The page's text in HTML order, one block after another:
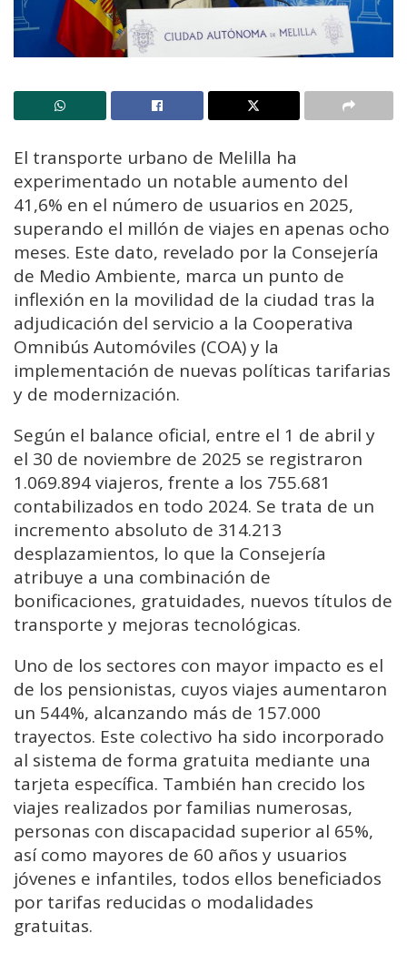
El transporte urbano de Melilla ha
experimentado un notable aumento del
41,6% en el número de usuarios en 2025,
superando el millón de viajes en apenas ocho
meses. Este dato, revelado por la Consejería
de Medio Ambiente, marca un punto de
inflexión en la movilidad de la ciudad tras la
adjudicación del servicio a la Cooperativa
Omnibús Automóviles (COA) y la
implementación de nuevas políticas tarifarias
y de modernización.
Según el balance oficial, entre el 1 de abril y
el 30 de noviembre de 2025 se registraron
1.069.894 viajeros, frente a los 755.681
contabilizados en todo 2024. Se trata de un
incremento absoluto de 314.213
desplazamientos, lo que la Consejería
atribuye a una combinación de
bonificaciones, gratuidades, nuevos títulos de
transporte y mejoras tecnológicas.
Uno de los sectores con mayor impacto es el
de los pensionistas, cuyos viajes aumentaron
un 544%, alcanzando más de 157.000
trayectos. Este colectivo ha sido incorporado
al sistema de forma gratuita mediante una
tarjeta específica. También han crecido los
viajes realizados por familias numerosas,
personas con discapacidad superior al 65%,
así como mayores de 60 años y usuarios
jóvenes e infantiles, todos ellos beneficiados
por tarifas reducidas o modalidades
gratuitas.